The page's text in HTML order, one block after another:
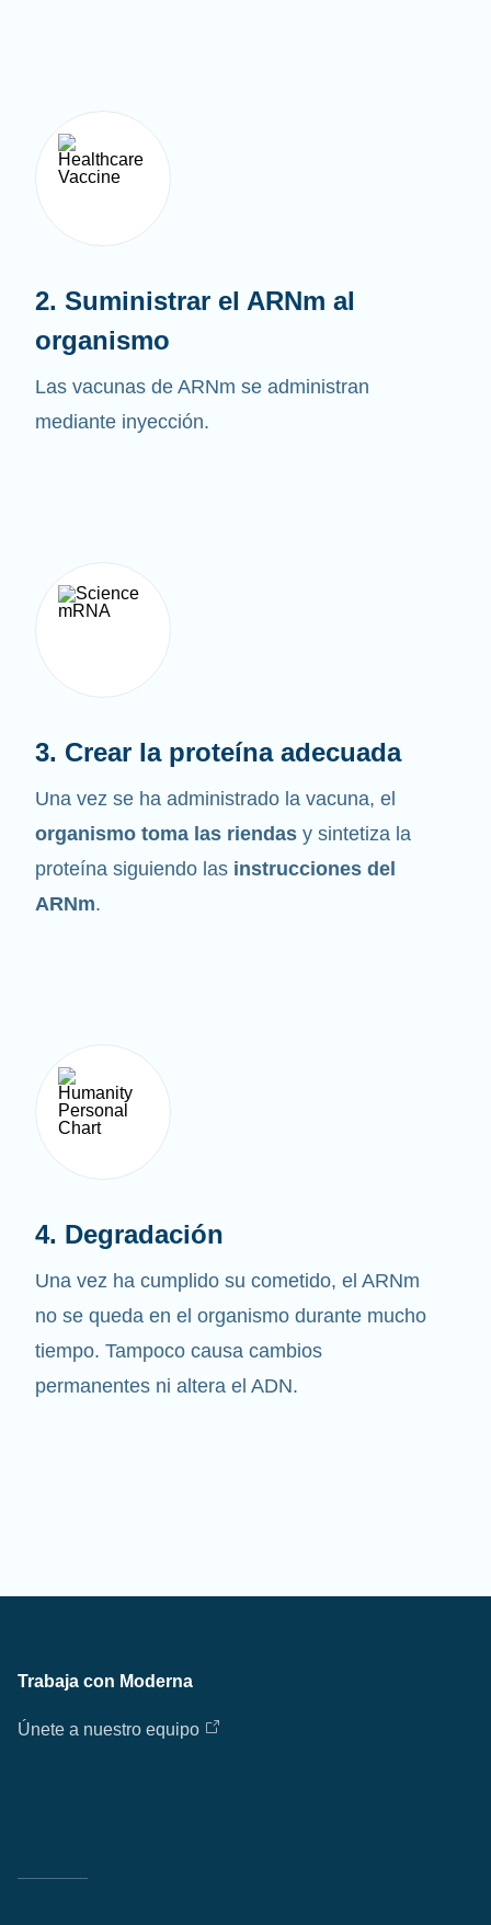
2. Suministrar el ARNm al
organismo
Las vacunas de ARNm se administran
mediante inyección.
3. Crear la proteína adecuada
Una vez se ha administrado la vacuna, el
organismo toma las riendas y sintetiza la
proteína siguiendo las instrucciones del
ARNm.
4. Degradación
Una vez ha cumplido su cometido, el ARNm
no se queda en el organismo durante mucho
tiempo. Tampoco causa cambios
permanentes ni altera el ADN.
Trabaja con Moderna
Únete a nuestro equipo